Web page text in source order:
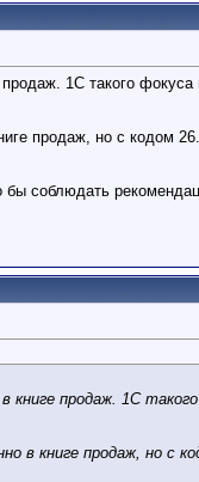
1С такого фокуса
продаж, но с кодом 26.
соблюдать
продаж. 1С
в книге продаж, но с